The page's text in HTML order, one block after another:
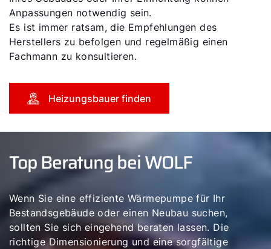
Anpassungen notwendig sein.
Es ist immer ratsam, die Empfehlungen des
Herstellers zu befolgen und regelmäßig einen
Fachmann zu konsultieren.
Heizungsbauer finden
Top Beratung bei WOLF
Wenn Sie eine effiziente Wärmepumpe für Ihr
Bestandsgebäude oder einen Neubau suchen,
sollten Sie sich eingehend beraten lassen. Die
richtige Dimensionierung und eine sorgfältige